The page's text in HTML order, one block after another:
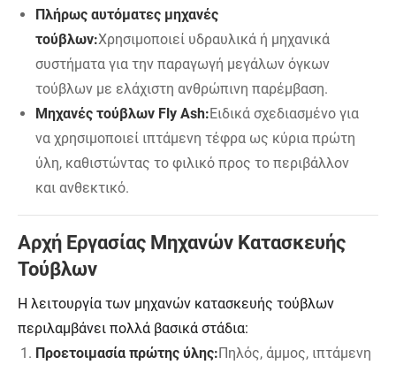
Πλήρως αυτόματες μηχανές
τούβλων:Χρησιμοποιεί υδραυλικά ή μηχανικά
συστήματα για την παραγωγή μεγάλων όγκων
τούβλων με ελάχιστη ανθρώπινη παρέμβαση.
Μηχανές τούβλων Fly Ash:Ειδικά σχεδιασμένο για
να χρησιμοποιεί ιπτάμενη τέφρα ως κύρια πρώτη
ύλη, καθιστώντας το φιλικό προς το περιβάλλον
και ανθεκτικό.
Αρχή Εργασίας Μηχανών Κατασκευής
Τούβλων
Η λειτουργία των μηχανών κατασκευής τούβλων
περιλαμβάνει πολλά βασικά στάδια:
Προετοιμασία πρώτης ύλης:Πηλός, άμμος, ιπτάμενη